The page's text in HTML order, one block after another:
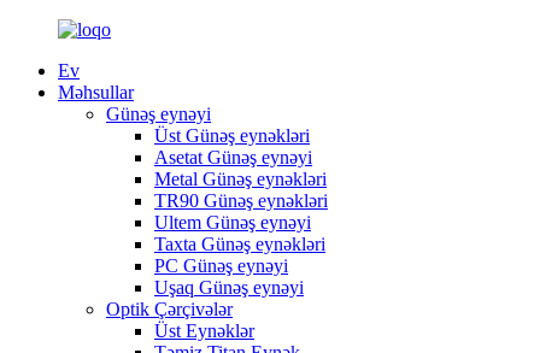
Ev
Məhsullar
Günəş eynəyi
Üst Günəş eynəkləri
Asetat Günəş eynəyi
Metal Günəş eynəkləri
TR90 Günəş eynəkləri
Ultem Günəş eynəyi
Taxta Günəş eynəkləri
PC Günəş eynəyi
Uşaq Günəş eynəyi
Optik Çərçivələr
Üst Eynəklər